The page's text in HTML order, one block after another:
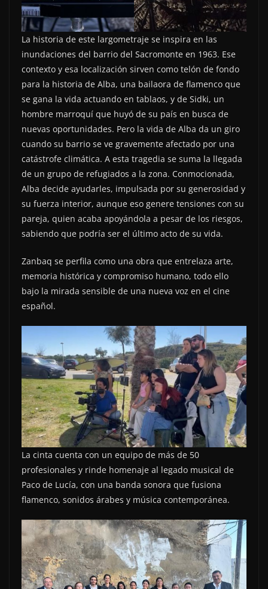
La historia de este largometraje se inspira en las
inundaciones del barrio del Sacromonte en 1963. Ese
contexto y esa localización sirven como telón de fondo
para la historia de Alba, una bailaora de flamenco que
se gana la vida actuando en tablaos, y de Sidki, un
hombre marroquí que huyó de su país en busca de
nuevas oportunidades. Pero la vida de Alba da un giro
cuando su barrio se ve gravemente afectado por una
catástrofe climática. A esta tragedia se suma la llegada
de un grupo de refugiados a la zona. Conmocionada,
Alba decide ayudarles, impulsada por su generosidad y
su fuerza interior, aunque eso genere tensiones con su
pareja, quien acaba apoyándola a pesar de los riesgos,
sabiendo que podría ser el último acto de su vida.
Zanbaq se perfila como una obra que entrelaza arte,
memoria histórica y compromiso humano, todo ello
bajo la mirada sensible de una nueva voz en el cine
español.
La cinta cuenta con un equipo de más de 50
profesionales y rinde homenaje al legado musical de
Paco de Lucía, con una banda sonora que fusiona
flamenco, sonidos árabes y música contemporánea.